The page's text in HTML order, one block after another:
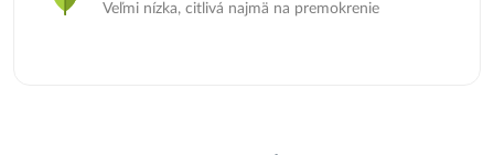
Veľmi nízka, citlivá najmä na premokrenie